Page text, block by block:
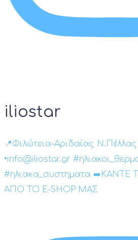
iliostar
📍Φιλώτεια-Αριδαίας
•info@iliostar.gr
#ηλιακα_συστηματα ➡️ΚΑΝΤΕ
ΑΠΟ ΤΟ E-SHOP ΜΑΣ